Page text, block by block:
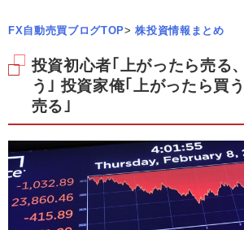
FX自動売買ブログTOP> 株投資情報まとめ
投資初心者｢上がったら売る
う｣ 投資家俺｢上がったら買
売る｣